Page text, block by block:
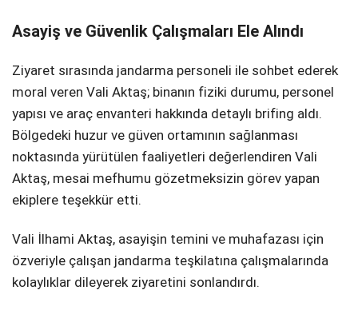
Asayiş ve Güvenlik Çalışmaları Ele Alındı
Ziyaret sırasında jandarma personeli ile sohbet ederek
moral veren Vali Aktaş; binanın fiziki durumu, personel
yapısı ve araç envanteri hakkında detaylı brifing aldı.
Bölgedeki huzur ve güven ortamının sağlanması
noktasında yürütülen faaliyetleri değerlendiren Vali
Aktaş, mesai mefhumu gözetmeksizin görev yapan
ekiplere teşekkür etti.
Vali İlhami Aktaş, asayişin temini ve muhafazası için
özveriyle çalışan jandarma teşkilatına çalışmalarında
kolaylıklar dileyerek ziyaretini sonlandırdı.